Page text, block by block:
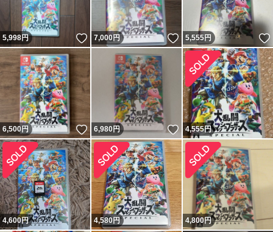
5,998円 いいね！
7,000円 いいね！
5,555円
6,500円 いいね！
6,980円 いいね！
4,555円
4,600円 4,580円 4,800円